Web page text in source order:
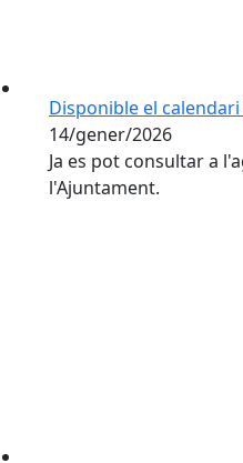
Disponible el
14/gener/2026
Ja es pot consultar a
l'Ajuntament.